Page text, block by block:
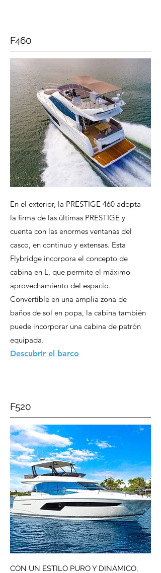
F460
En el exterior, la PRESTIGE 460 adopta
la firma de las últimas PRESTIGE y
cuenta con las enormes ventanas del
casco, en continuo y extensas. Esta
Flybridge incorpora el concepto de
cabina en L, que permite el máximo
aprovechamiento del espacio.
Convertible en una amplia zona de
baños de sol en popa, la cabina también
puede incorporar una cabina de patrón
equipada.
Descubrir el barco
F520
CON UN ESTILO PURO Y DINÁMICO,